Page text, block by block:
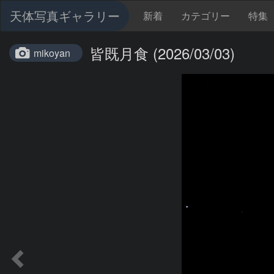
天体写真ギャラリー 新着 カテゴリー 特集
mikoyan 皆既月食 (2026/03/03)